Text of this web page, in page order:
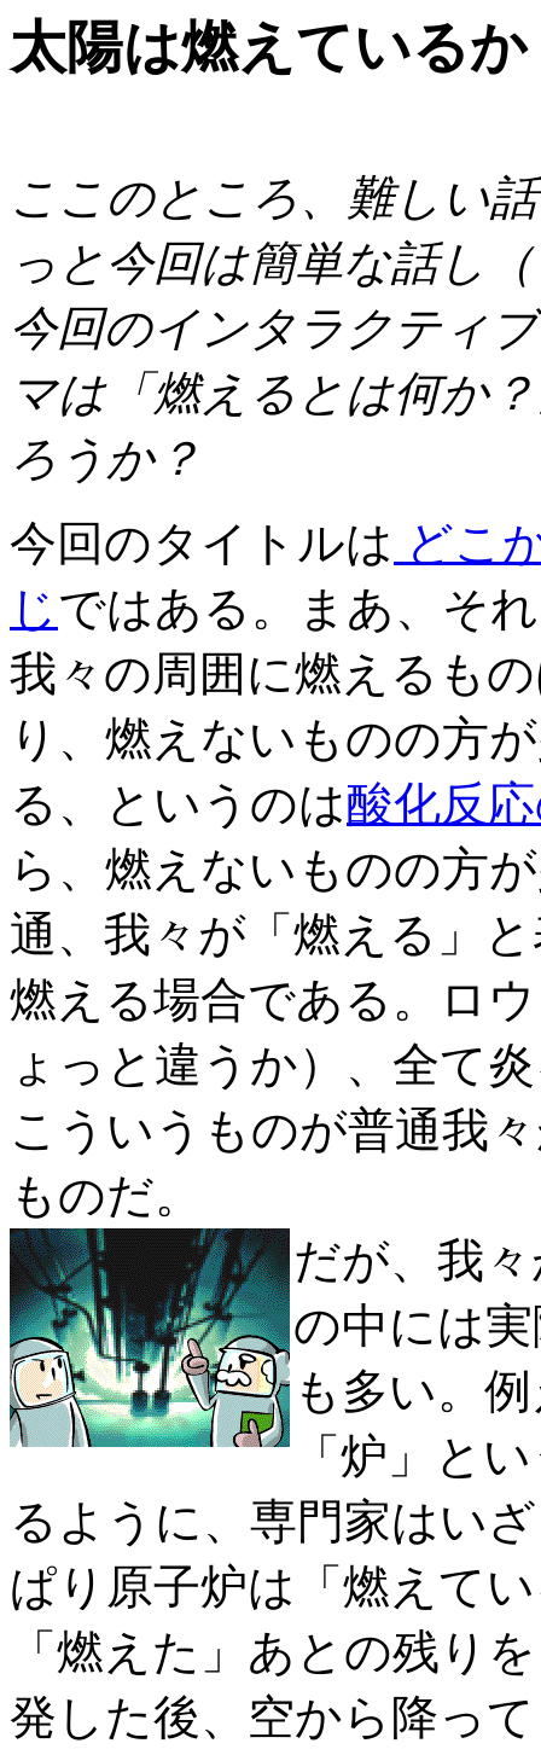
太陽は燃えているか
ここのところ、難しい
っと今回は簡単な話し
今回のインタラクティ
マは「燃えるとは何か
ろうか？
今回のタイトルは どこ
じではある。まあ、そ
我々の周囲に燃えるも
り、燃えないものの方
る、というのは酸化反
ら、燃えないものの方
通、我々が「燃える」
燃える場合である。ロ
ょっと違うか）、全て
こういうものが普通我
ものだ。
だが、我
の中には
も多い。
「炉」と
るように、専門家はい
ぱり原子炉は「燃えて
「燃えた」あとの残り
発した後、空から降っ